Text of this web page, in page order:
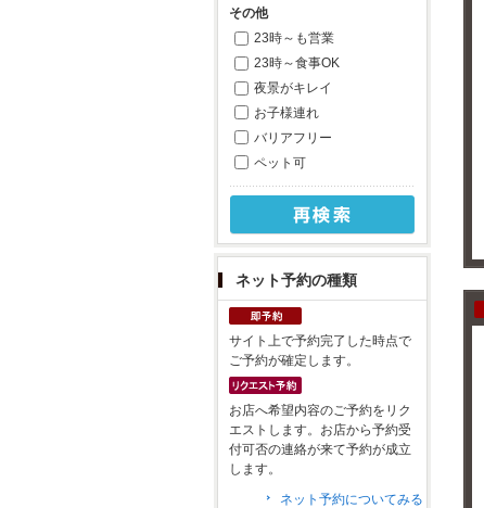
その他
23時～も営業
23時～食事OK
夜景がキレイ
お子様連れ
バリアフリー
ペット可
ネット予約の種類
サイト上で予約完了した時点で
ご予約が確定します。
お店へ希望内容のご予約をリク
エストします。お店から予約受
付可否の連絡が来て予約が成立
します。
ネット予約についてみる